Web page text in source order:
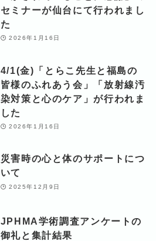
セミナーが仙台にて行われまし
た
2026年1月16日
4/1(金)「とらこ先生と福島の
皆様のふれあう会」「放射線汚
染対策と心のケア」が行われま
した
2026年1月16日
災害時の心と体のサポートにつ
いて
2025年12月9日
JPHMA学術調査アンケートの
御礼と集計結果